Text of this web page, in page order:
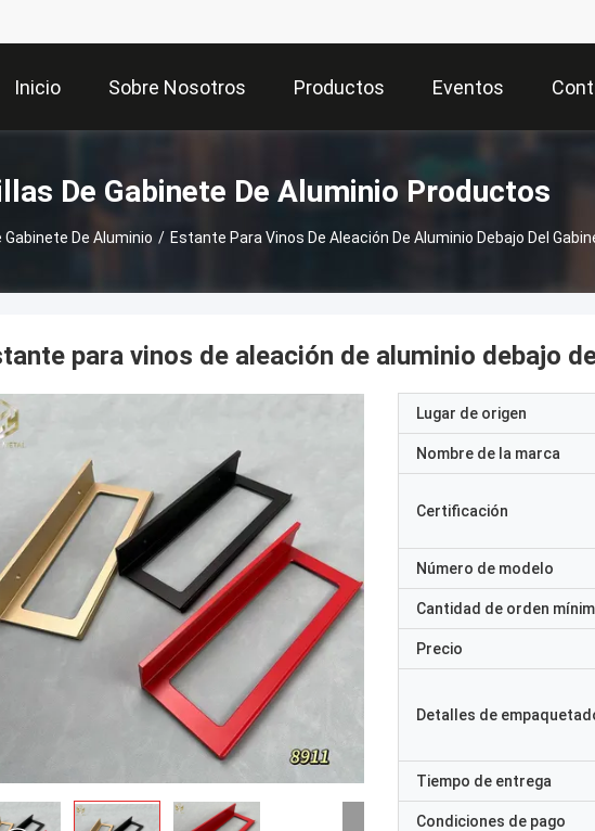
Inicio Sobre Nosotros Productos Eventos
De Gabinete De Aluminio Productos
Gabinete De Aluminio / Estante Para Vinos De Aleación De Aluminio Debajo Del
para vinos de aleación de aluminio debajo
Lugar de origen
Nombre de la marca
Certificación
Número de modelo
Cantidad de orden
Precio
Detalles de
Tiempo de entrega
Condiciones de pago